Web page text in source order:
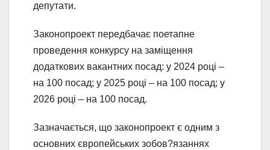
депутати.
Законопроект передбачає поетапне
проведення конкурсу на заміщення
додаткових вакантних посад: у 2024 році –
на 100 посад; у 2025 році – на 100 посад; у
2026 році – на 100 посад.
Зазначається, що законопроект є одним з
основних європейських зобов?язаннях